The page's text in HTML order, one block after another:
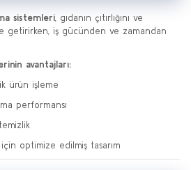
sistemleri, gıdanın çıtırlığını ve
getirirken, iş gücünden ve zamandan
avantajları:
ürün işleme
performansı
optimize edilmiş tasarım